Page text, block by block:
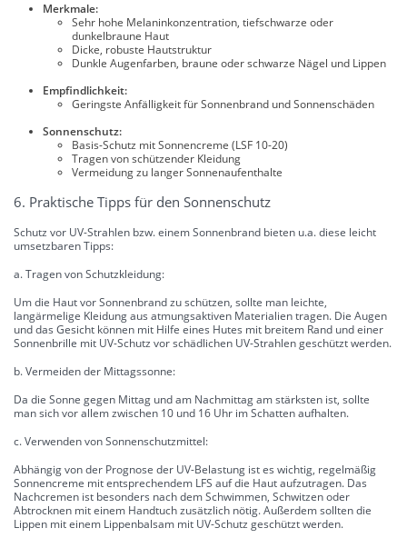
Merkmale:
Sehr hohe Melaninkonzentration, tiefschwarze oder
dunkelbraune Haut
Dicke, robuste Hautstruktur
Dunkle Augenfarben, braune oder schwarze Nägel und Lippen
Empfindlichkeit:
Geringste Anfälligkeit für Sonnenbrand und Sonnenschäden
Sonnenschutz:
Basis-Schutz mit Sonnencreme (LSF 10-20)
Tragen von schützender Kleidung
Vermeidung zu langer Sonnenaufenthalte
6. Praktische Tipps für den Sonnenschutz
Schutz vor UV-Strahlen bzw. einem Sonnenbrand bieten u.a. diese leicht
umsetzbaren Tipps:
a. Tragen von Schutzkleidung:
Um die Haut vor Sonnenbrand zu schützen, sollte man leichte,
langärmelige Kleidung aus atmungsaktiven Materialien tragen. Die Augen
und das Gesicht können mit Hilfe eines Hutes mit breitem Rand und einer
Sonnenbrille mit UV-Schutz vor schädlichen UV-Strahlen geschützt werden.
b. Vermeiden der Mittagssonne:
Da die Sonne gegen Mittag und am Nachmittag am stärksten ist, sollte
man sich vor allem zwischen 10 und 16 Uhr im Schatten aufhalten.
c. Verwenden von Sonnenschutzmittel:
Abhängig von der Prognose der UV-Belastung ist es wichtig, regelmäßig
Sonnencreme mit entsprechendem LFS auf die Haut aufzutragen. Das
Nachcremen ist besonders nach dem Schwimmen, Schwitzen oder
Abtrocknen mit einem Handtuch zusätzlich nötig. Außerdem sollten die
Lippen mit einem Lippenbalsam mit UV-Schutz geschützt werden.